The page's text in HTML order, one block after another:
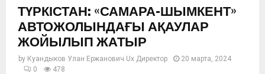
ТҮРКІСТАН: «САМАРА-ШЫМКЕНТ»
АВТОЖОЛЫНДАҒЫ АҚАУЛАР
ЖОЙЫЛЫП ЖАТЫР
by Куандыков Улан Ержанович Ux Директор
20 марта, 2024
0
478